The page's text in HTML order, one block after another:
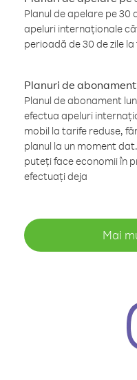
Planul de apelare pe 30
apeluri internaționale
perioadă de 30 de zile
Planuri de
Planul de abonament
efectua apeluri
mobil la tarife reduse,
planul la un moment
puteți face economii în
efectuați deja
Mai